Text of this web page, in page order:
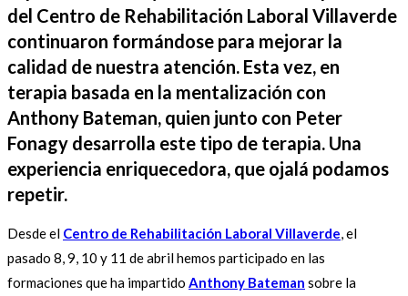
del Centro de Rehabilitación Laboral Villaverde
continuaron formándose para mejorar la
calidad de nuestra atención. Esta vez, en
terapia basada en la mentalización con
Anthony Bateman, quien junto con Peter
Fonagy desarrolla este tipo de terapia. Una
experiencia enriquecedora, que ojalá podamos
repetir.
Desde el Centro de Rehabilitación Laboral Villaverde, el
pasado 8, 9, 10 y 11 de abril hemos participado en las
formaciones que ha impartido Anthony Bateman sobre la